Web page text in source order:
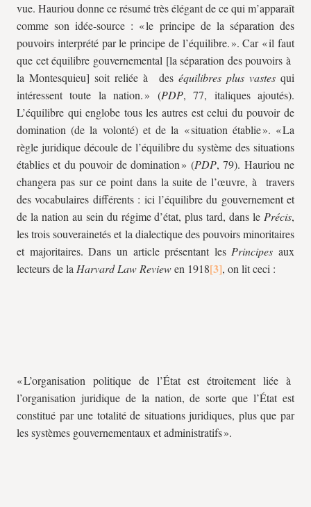
vue. Hauriou donne ce résumé très élégant de ce qui m’apparaît
comme son idée-source : « le principe de la séparation des
pouvoirs interprété par le principe de l’équilibre. ». Car « il faut
que cet équilibre gouvernemental [la séparation des pouvoirs à
la Montesquieu] soit reliée à des équilibres plus vastesqui
intéressent toute la nation. » (PDP, 77, italiques ajoutés).
L’équilibre qui englobe tous les autres est celui du pouvoir de
domination (de la volonté) et de la « situation établie ». « La
règle juridique découle de l’équilibre du système des situations
établies et du pouvoir de domination » (PDP, 79). Hauriou ne
changera pas sur ce point dans la suite de l’œuvre, à travers
des vocabulaires différents : ici l’équilibre du gouvernement et
de la nation au sein du régime d’état, plus tard, dans le Précis,
les trois souverainetés et la dialectique des pouvoirs minoritaires
et majoritaires. Dans un article présentant les Principes aux
lecteurs de la Harvard Law Reviewen 1918 , on lit ceci :
« L’organisation politique de l’État est étroitement liée à
l’organisation juridique de la nation, de sorte que l’État est
constitué par une totalité de situations juridiques, plus que par
les systèmes gouvernementaux et administratifs ».